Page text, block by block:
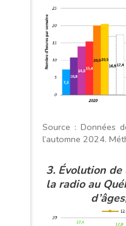
Source : Données
l’automne 2024.
3. Évolution de
la radio au